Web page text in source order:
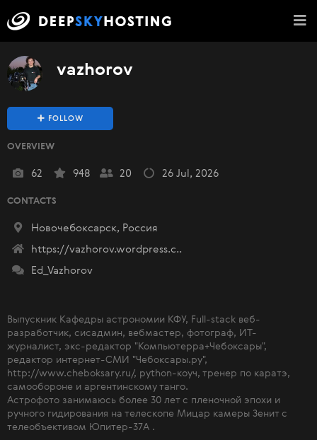
vazhorov
FOLLOW
OVERVIEW
62 948 20 26 Jul, 2026
CONTACTS
Новочебоксарск, Россия
https://vazhorov.wordpress.c..
Ed_Vazhorov
Выпускник Кафедры астрономии КФУ, Full-stack веб-
разработчик, сисадмин, вебмастер, фотограф, ИТ-
журналист, экс-редактор "Компьютерра+Чебоксары",
редактор интернет-СМИ "Чебоксары.ру",
http://www.cheboksary.ru/, python-коуч, тренер по каратэ,
самообороне и аргентинскому танго.
Астрофото занимаюсь более 30 лет с пленочной эпохи и
ручного гидирования на телескопе Мицар камеры Зенит с
телеобъективом Юпитер-37А .